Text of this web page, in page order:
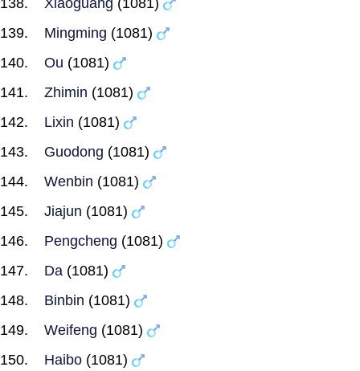
Xiaoguang (1081)
Mingming (1081)
Ou (1081)
Zhimin (1081)
Lixin (1081)
Guodong (1081)
Wenbin (1081)
Jiajun (1081)
Pengcheng (1081)
Da (1081)
Binbin (1081)
Weifeng (1081)
Haibo (1081)